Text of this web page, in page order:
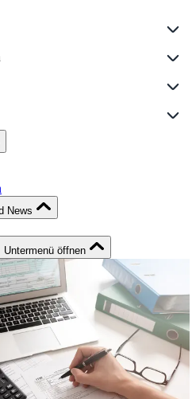
News
Untermenü öffnen